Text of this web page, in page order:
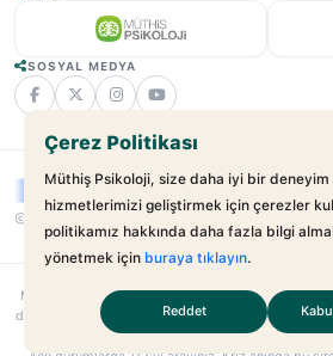
SOSYAL MEDYA
© 2025 - 2026 Müthiş Psikoloji. Tüm Hakları
Muthispsikoloji.combağımsız bir dijital sağlık
değildir. Sunulan hizmetler uzman–danışan
içeriği yalnızca bilgilendirme amaçlıdır; tıbbi
Çerez Politikası
Müthiş Psikoloji, size daha iyi bir deneyim
hizmetlerimizi geliştirmek için çerezler
politikamız hakkında daha fazla bilgi
yönetmek için buraya tıklayın.
Reddet